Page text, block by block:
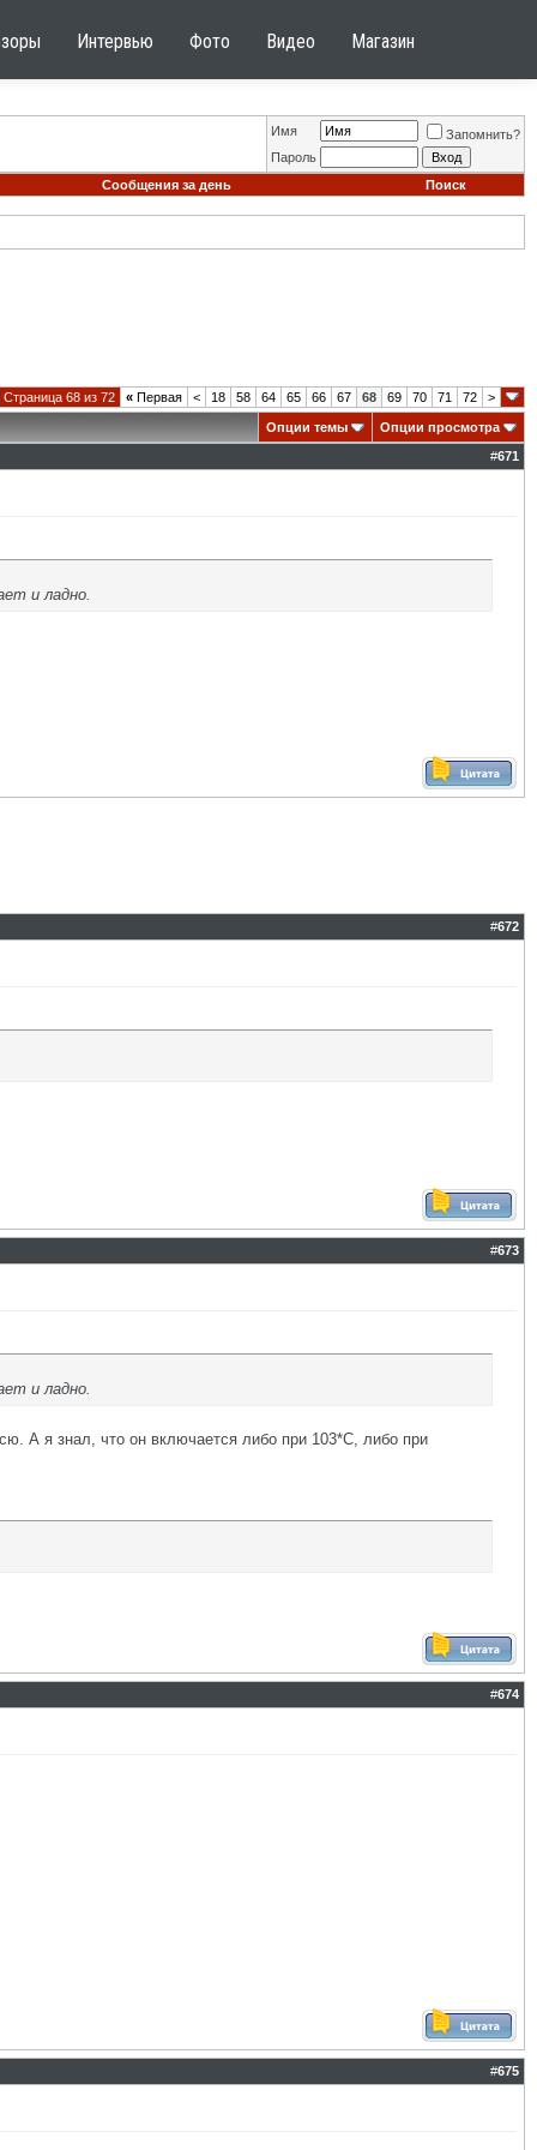
Интервью Фото Видео Магазин
Имя
Запомнить?
Пароль
Сообщения за день Поиск
Страница 68 из 72 « Первая < 18 58 64 65 66 67 68 69 70 71 72 >
Опции темы
Опции просмотра
#671
и ладно.
#672
#673
и ладно.
А я знал, что он включается либо при 103*С, либо при
#674
#675